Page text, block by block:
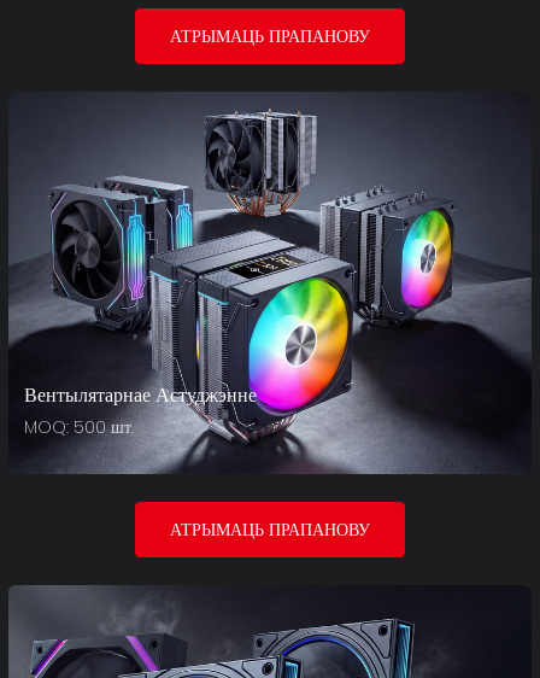
АТРЫМАЦЬ ПРАПАНОВУ
Вентылятарнае Астуджэнне
MOQ: 500 шт.
АТРЫМАЦЬ ПРАПАНОВУ